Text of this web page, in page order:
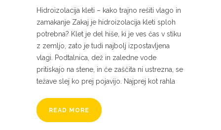
Hidroizolacija kleti – kako trajno rešiti vlago in
zamakanje Zakaj je hidroizolacija kleti sploh
potrebna? Klet je del hiše, ki je ves čas v stiku
z zemljo, zato je tudi najbolj izpostavljena
vlagi. Podtalnica, dež in zaledne vode
pritiskajo na stene, in če zaščita ni ustrezna, se
težave slej ko prej pojavijo. Najprej kot rahla
READ MORE